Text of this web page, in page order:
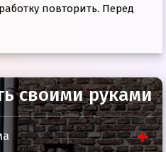
повторить. Перед
Смесь
органических
растворителей
своими руками